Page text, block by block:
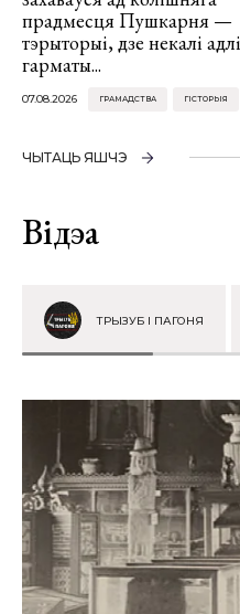
прадмесця Пушкарня —
тэрыторыі, дзе некалі
гарматы...
07.08.2026 ГРАМАДСТВА ГІСТОРЫЯ
ЧЫТАЦЬ ЯШЧЭ
Відэа
ТРЫЗУБ І ПАГОНЯ